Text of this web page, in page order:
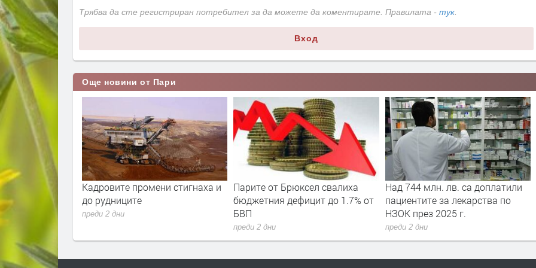
Трябва да сте регистриран потребител за да можете да коментирате. Правилата - тук.
Вход
Още новини от Пари
с
Кадровите промени стигнаха и
до рудниците
Парите от Брюксел свалиха
бюджетния дефицит до 1.7% от
Над 744 млн. лв. са доплатили
пациентите за лекарства по
НЗОК през 2025 г.
Вече може
за личен